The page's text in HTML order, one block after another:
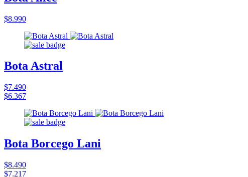
$8.990
Bota Astral
$7.490
$6.367
Bota Borcego Lani
$8.490
$7.217